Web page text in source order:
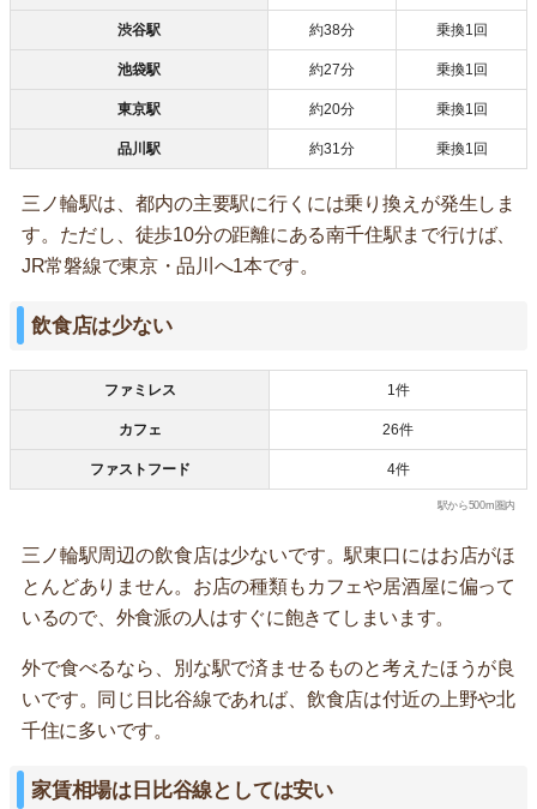
渋谷駅 約38分 乗換1回
池袋駅 約27分 乗換1回
東京駅 約20分 乗換1回
品川駅 約31分 乗換1回
三ノ輪駅は、都内の主要駅に行くには乗り換えが発生しま
す。ただし、徒歩10分の距離にある南千住駅まで行けば、
JR常磐線で東京・品川へ1本です。
飲食店は少ない
ファミレス 1件
カフェ 26件
ファストフード 4件
駅から500m圏内
三ノ輪駅周辺の飲食店は少ないです。駅東口にはお店がほ
とんどありません。お店の種類もカフェや居酒屋に偏って
いるので、外食派の人はすぐに飽きてしまいます。
外で食べるなら、別な駅で済ませるものと考えたほうが良
いです。同じ日比谷線であれば、飲食店は付近の上野や北
千住に多いです。
家賃相場は日比谷線としては安い